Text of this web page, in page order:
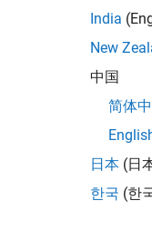
India
New
中国
简体
日本 (日
한국 (한